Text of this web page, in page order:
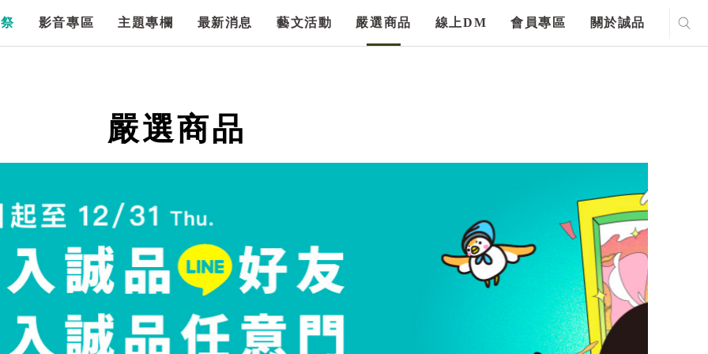
影音專區 主題專欄 最新消息 藝文活動 嚴選商品 線上DM 會員專區 關於誠品
嚴選商品